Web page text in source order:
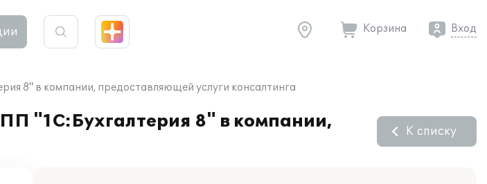
Корзина Вход
8" в компании, предоставляющей услуги консалтинга
"1С:Бухгалтерия 8" в компании,
К списку